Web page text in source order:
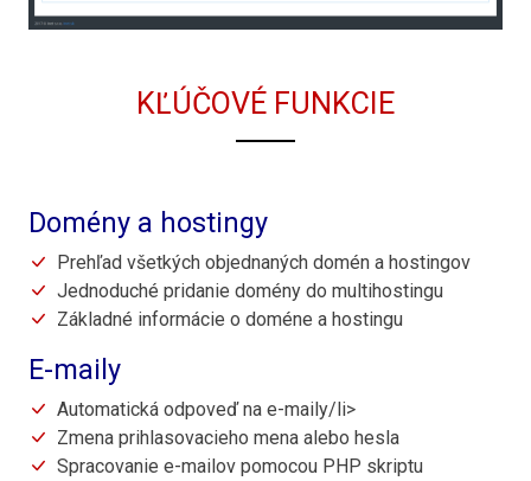
KĽÚČOVÉ FUNKCIE
Domény a hostingy
Prehľad všetkých objednaných domén a hostingov
Jednoduché pridanie domény do multihostingu
Základné informácie o doméne a hostingu
E-maily
Automatická odpoveď na e-maily/li>
Zmena prihlasovacieho mena alebo hesla
Spracovanie e-mailov pomocou PHP skriptu